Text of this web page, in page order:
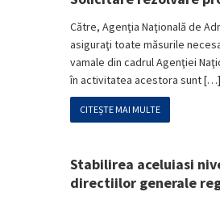
Către, Agenţia Naţională de
asiguraţi toate măsurile
vamale din cadrul Agenţiei
în activitatea acestora sunt […]
CITEȘTE MAI MULTE
Stabilirea aceluiasi
directiilor generale